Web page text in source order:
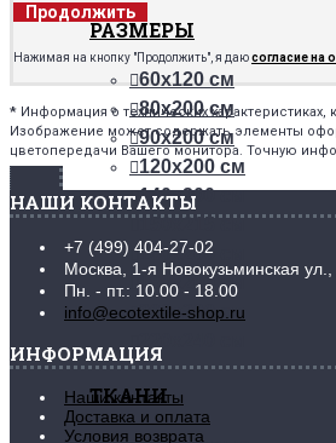
РАЗМЕРЫ
60х120 см
80х200 см
90х200 см
120х200 см
140х200 см
150х215 см
160х200 см
180х200 см
200х200 см
ТКАНИ
Продолжить
Нажимая на кнопку "Продолжить", я даюсогласие на
* Информация о технических
Изображение может содержать элементы
цветопередачи Вашего монитора. Точную
НАШИ КОНТАКТЫ
+7 (499) 404-27-02
Москва, 1-я Новокузьминская
Пн. - пт.: 10.00 - 18.00
info@ecotextile-shop.ru
ИНФОРМАЦИЯ
Наши контакты
Доставка и оплата
Условия возврата